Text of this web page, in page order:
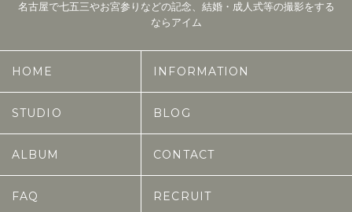
名古屋で七五三やお宮参りなどの記念、結婚・成人式等の撮影をする
ならアイム
HOME
STUDIO
ALBUM
FAQ
INFORMATION
BLOG
CONTACT
RECRUIT